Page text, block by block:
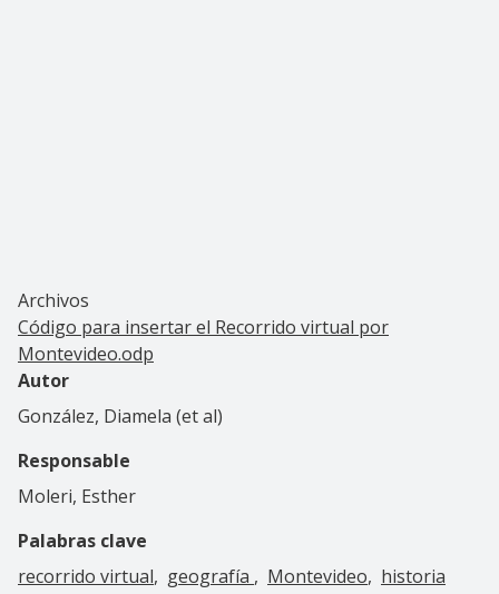
Archivos
Código para insertar el Recorrido virtual por
Montevideo.odp
Autor
González, Diamela (et al)
Responsable
Moleri, Esther
Palabras clave
recorrido virtual
geografía Montevideo
historia